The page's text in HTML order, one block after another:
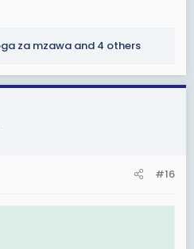
za mzawa and 4 others
#16